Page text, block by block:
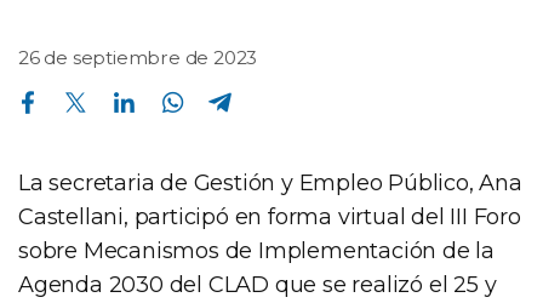
26 de septiembre de 2023
Compartir en Facebook Compartir en Twitter Compartir en Linkedin Compartir en Whatsapp
La secretaria de Gestión y Empleo Público, Ana
Castellani, participó en forma virtual del III Foro
sobre Mecanismos de Implementación de la
Agenda 2030 del CLAD que se realizó el 25 y